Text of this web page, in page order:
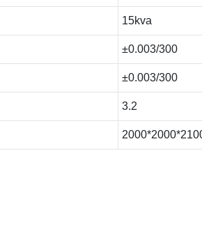
15kva
±0.003/300
±0.003/300
3.2